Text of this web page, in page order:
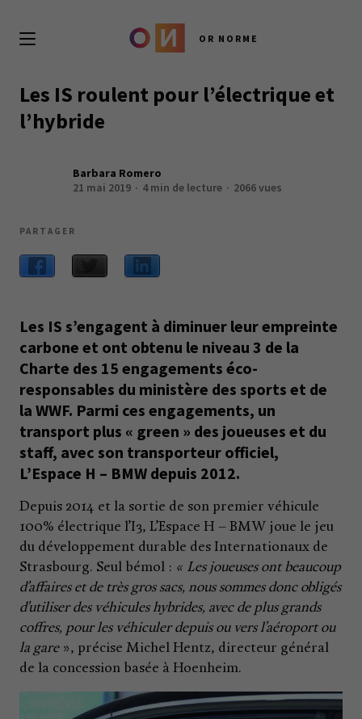
OR NORME
Les IS roulent pour l’électrique et
l’hybride
Barbara Romero
21 mai 2019
4 min de lecture 2066 vues
PARTAGER
Les IS s’engagent à diminuer leur empreinte
carbone et ont obtenu le niveau 3 de la
Charte des 15 engagements éco-
responsables du ministère des sports et de
la WWF. Parmi ces engagements, un
transport plus « green » des joueuses et du
staff, avec son transporteur officiel,
L’Espace H – BMW depuis 2012.
Depuis 2014 et la sortie de son premier véhicule
100% électrique l’I3, L’Espace H – BMW joue le jeu
du développement durable des Internationaux de
Strasbourg. Seul bémol : « Les joueuses ont beaucoup
d’affaires et de très gros sacs, nous sommes donc obligés
d’utiliser des véhicules hybrides, avec de plus grands
coffres, pour les véhiculer depuis ou vers l’aéroport ou
la gare », précise Michel Hentz, directeur général
de la concession basée à Hoenheim.